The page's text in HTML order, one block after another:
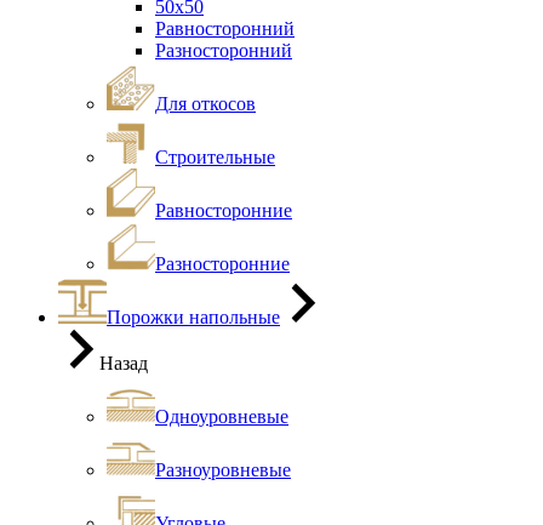
50х50
Равносторонний
Разносторонний
Для откосов
Строительные
Равносторонние
Разносторонние
Порожки напольные
Назад
Одноуровневые
Разноуровневые